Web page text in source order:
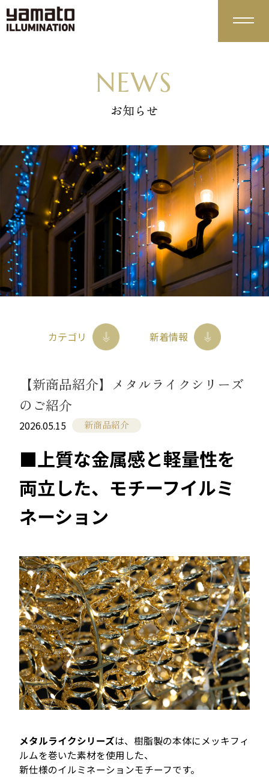
やまとイルミネーションの強み
04
装飾実績
WORKS
商品紹介
PRODUCTS
スタンダード 02 モチーフライト
デコレーションラ 04 特注
053-586-3370
お問合せ
カタログ請求
やまと興業株式会社 商品部
〒434-0036 静岡県浜松市浜名区横須賀1136
NEWS
お知らせ
カテゴリ 新着情報
【新商品紹介】メタルライクシリーズ
のご紹介
2026.05.15 新商品紹介
■上質な金属感と軽量性を
両立した、モチーフイルミ
ネーション
メタルライクシリーズは、樹脂製の本体にメッキフィ
ルムを巻いた素材を使用した、
新仕様のイルミネーションモチーフです。